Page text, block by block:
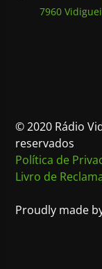
7960
© 2020 Rádio
reservados
Política de
Livro de
Proudly made